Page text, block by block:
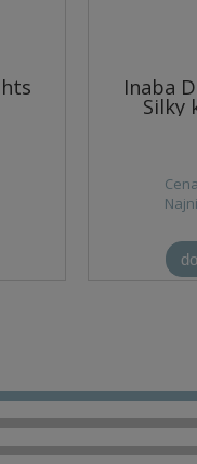
Inaba
Silky